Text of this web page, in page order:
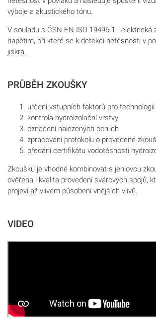
výboje a akustického tónu.
V souladu s ČSN EN ISO 19496-1 - elektrická
napětím, při které se k detekci netěsnosti v
jiskra.
PRŮBĚH ZKOUŠKY
určení vstupních faktorů pro
kontrola hydroizolační vrstvy
označení nalezených poruch
zpracování protokolu o provedené
předání certifikátu vodotěsnosti
Zkoušku je vhodné kombinovat s jehlovou
ověřena i kvalita provedení svárových spojů,
projeví až vlivem působení vnějších vlivů.
VIDEO